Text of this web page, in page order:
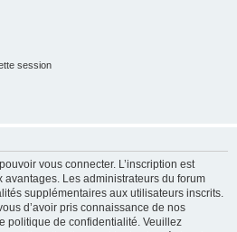
session
vous connecter. L’inscription est
Les administrateurs du forum
supplémentaires aux utilisateurs inscrits.
d’avoir pris connaissance de nos
politique de confidentialité. Veuillez